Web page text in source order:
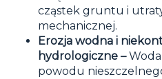
cząstek gruntu i
mechanicznej.
Erozja wodna i
hydrologiczne –
powodu